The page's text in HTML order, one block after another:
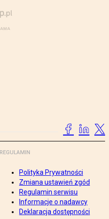
REGULAMIN
Polityka Prywatności
Zmiana ustawień zgód
Regulamin serwisu
Informacje o nadawcy
Deklaracja dostępności